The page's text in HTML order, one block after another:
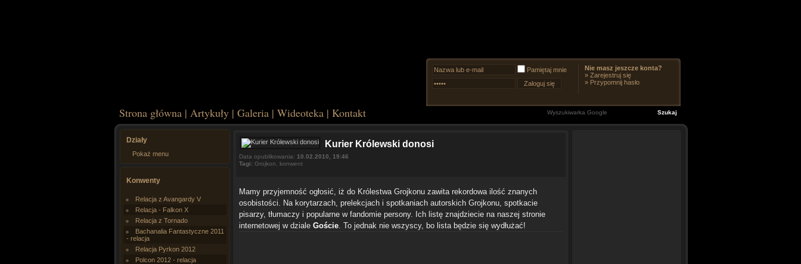
Pamiętaj mnie
Nie masz jeszcze konta?
» Zarejestruj się
» Przypomnij hasło
Strona główna | Artykuły | Galeria | Wideoteka | Kontakt
Działy
Pokaż menu
Konwenty
Relacja z Avangardy V
Relacja - Falkon X
Relacja z Tornado
Bachanalia Fantastyczne 2011
- relacja
Relacja Pyrkon 2012
Polcon 2012 - relacja
Kurier Królewski donosi
Data opublikowania: 10.02.2010, 19:46
Tagi: Grojkon konwent
Mamy przyjemność ogłosić, iż do Królestwa Grojkonu zawita rekordowa ilość znanych
osobistości. Na korytarzach, prelekcjach i spotkaniach autorskich Grojkonu, spotkacie
pisarzy, tłumaczy i popularne w fandomie persony. Ich listę znajdziecie na naszej stronie
internetowej w dziale Goście. To jednak nie wszyscy, bo lista będzie się wydłużać!